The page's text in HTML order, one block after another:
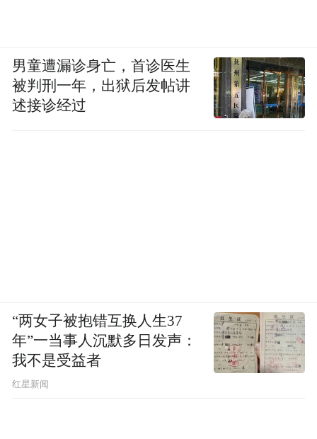
男童遭漏诊身亡，首诊医生
被判刑一年，出狱后发帖讲
述接诊经过
“两女子被抱错互换人生37
年”一当事人沉默多日发声：
我不是受益者
红星新闻